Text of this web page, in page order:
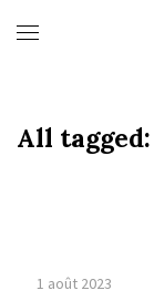
All tagged:
1 août 2023